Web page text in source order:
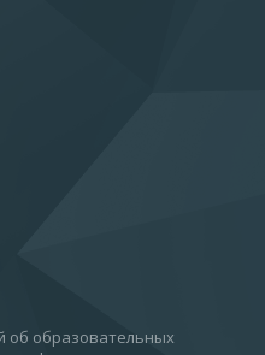
об образовательных